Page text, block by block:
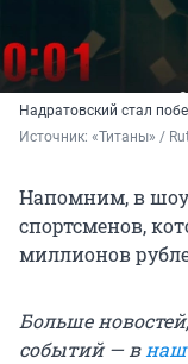
Надратовский стал
Источник: «Титаны» /
Напомним, в шоу
спортсменов,
миллионов
Больше
событий — в